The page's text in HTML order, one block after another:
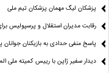
پزشکان لیگ مهمان پزشکان تیم ملی
رقابت مدیران استقلال و پرسپولیس
پاسخ منفی حدادی به بازیکنان
دیدار سفیر ژاپن با رییس کمیته ملی